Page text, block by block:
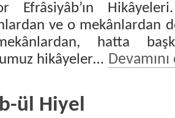
Efrâsiyâb’ın
ve o mekânlardan
hatta
hikâyeler…
ül Hiyel